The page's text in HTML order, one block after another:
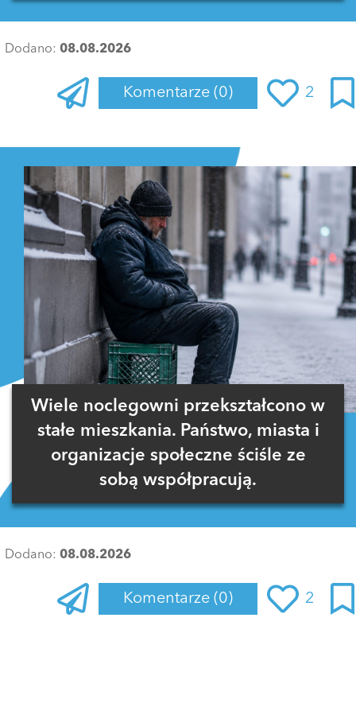
Dodano: 08.08.2026
Komentarze (0) 2
Wiele noclegowni przekształcono w
stałe mieszkania. Państwo, miasta i
organizacje społeczne ściśle ze
sobą współpracują.
Dodano: 08.08.2026
Komentarze (0) 2